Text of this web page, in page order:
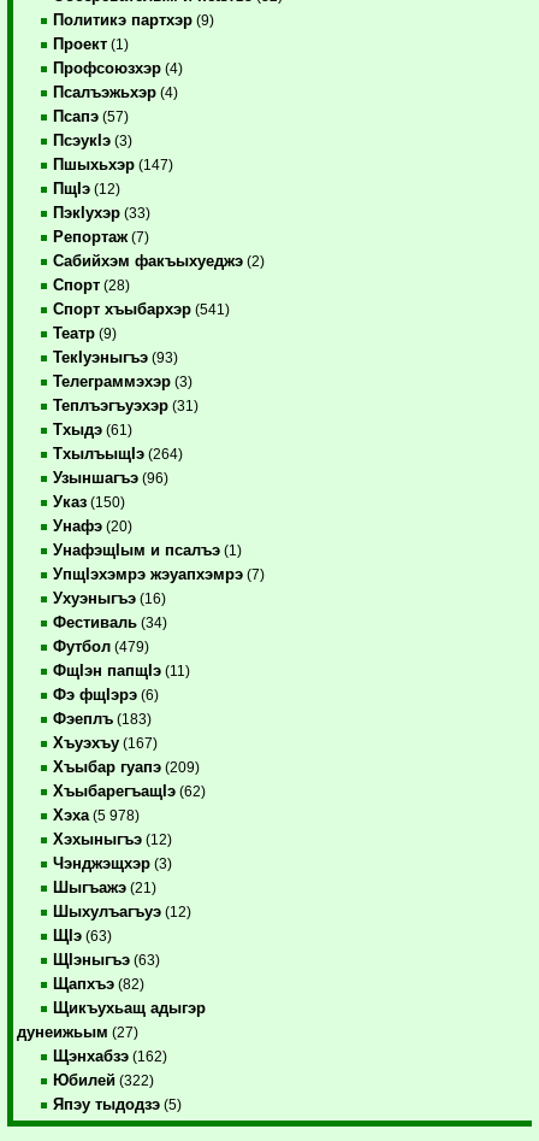
Политикэ партхэр (9)
Проект (1)
Профсоюзхэр (4)
Псалъэжьхэр (4)
Псапэ (57)
ПсэукIэ (3)
Пшыхьхэр (147)
ПщIэ (12)
ПэкIухэр (33)
Репортаж (7)
Сабийхэм факъыхуеджэ (2)
Спорт (28)
Спорт хъыбархэр (541)
Театр (9)
ТекIуэныгъэ (93)
Телеграммэхэр (3)
Теплъэгъуэхэр (31)
Тхыдэ (61)
ТхылъыщIэ (264)
Узыншагъэ (96)
Указ (150)
Унафэ (20)
УнафэщIым и псалъэ (1)
УпщIэхэмрэ жэуапхэмрэ (7)
Ухуэныгъэ (16)
Фестиваль (34)
Футбол (479)
ФщIэн папщIэ (11)
Фэ фщIэрэ (6)
Фэеплъ (183)
Хъуэхъу (167)
Хъыбар гуапэ (209)
ХъыбарегъащIэ (62)
Хэха (5 978)
Хэхыныгъэ (12)
Чэнджэщхэр (3)
Шыгъажэ (21)
Шыхулъагъуэ (12)
ЩIэ (63)
ЩIэныгъэ (63)
Щапхъэ (82)
Щикъухьащ адыгэр
дунеижьым (27)
Щэнхабзэ (162)
Юбилей (322)
Япэу тыдодзэ (5)